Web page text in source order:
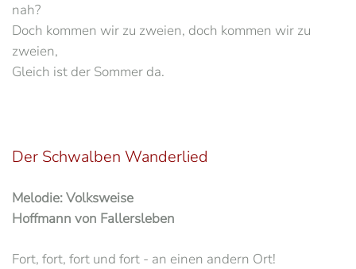
nah?
Doch kommen wir zu zweien, doch kommen wir zu
zweien,
Gleich ist der Sommer da.
Der Schwalben Wanderlied
Melodie: Volksweise
Hoffmann von Fallersleben
Fort, fort, fort und fort - an einen andern Ort!